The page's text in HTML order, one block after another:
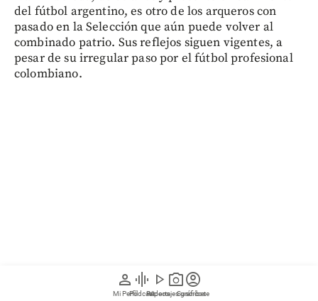
person
Mi Perfil
graphic_eq
Pódcast
play_arrow
Videos
photo_camera
Reportajes gráficos
account_circle
Suscríbete
del fútbol argentino, es otro de los arqueros con
pasado en la Selección que aún puede volver al
combinado patrio. Sus reflejos siguen vigentes, a
pesar de su irregular paso por el fútbol profesional
colombiano.